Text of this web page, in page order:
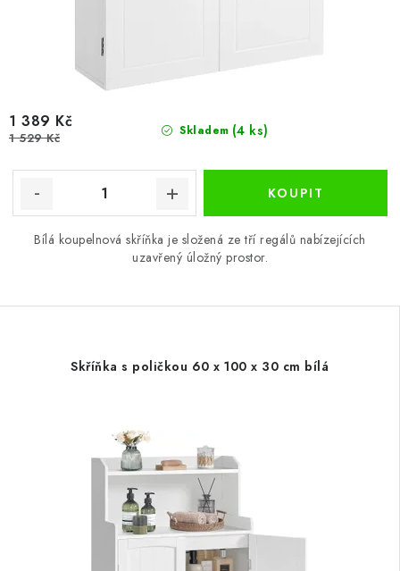
Skladem (4 ks)
1 389 Kč
1 529 Kč
Bílá koupelnová skříňka je složená ze tří regálů nabízejících
uzavřený úložný prostor.
Skříňka s poličkou 60 x 100 x 30 cm bílá